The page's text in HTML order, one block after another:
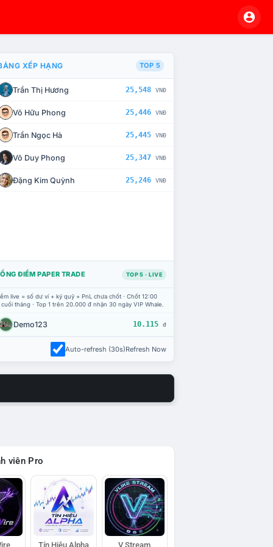
CHẾ TÀI XỬ LÝ VI PHẠM
XẾP HẠNG TOP 5
Trần Thị Hương 25,548 VNĐ
Võ Hữu Phong 25,446 VNĐ
Trần Ngọc Hà 25,445 VNĐ
Võ Duy Phong 25,347 VNĐ
Đặng Kim Quỳnh 25,246 VNĐ
ĐIỂM PAPER TRADE TOP 5 · LIVE
live = số dư ví + ký quỹ + PnL chưa chốt · Chốt 12:00
tháng · Top 1 trên 20.000 đ nhận 30 ngày VIP Whale.
Demo123 10.115 đ
Auto-refresh (30s)Refresh Now
viên Pro
Tín Hiệu Alpha V Stream